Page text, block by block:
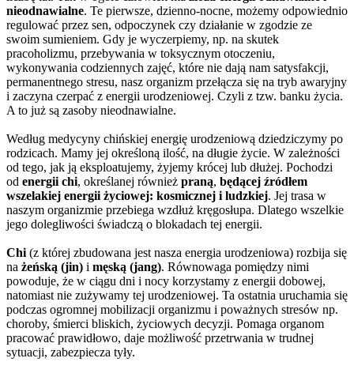
nieodnawialne. Te pierwsze, dzienno-nocne, możemy odpowiednio
regulować przez sen, odpoczynek czy działanie w zgodzie ze
swoim sumieniem. Gdy je wyczerpiemy, np. na skutek
pracoholizmu, przebywania w toksycznym otoczeniu,
wykonywania codziennych zajęć, które nie dają nam satysfakcji,
permanentnego stresu, nasz organizm przełącza się na tryb awaryjny
i zaczyna czerpać z energii urodzeniowej. Czyli z tzw. banku życia.
A to już są zasoby nieodnawialne.
Według medycyny chińskiej energię urodzeniową dziedziczymy po
rodzicach. Mamy jej określoną ilość, na długie życie. W zależności
od tego, jak ją eksploatujemy, żyjemy krócej lub dłużej. Pochodzi
od energii chi, określanej również praną, będącej źródłem
wszelakiej energii życiowej: kosmicznej i ludzkiej. Jej trasa w
naszym organizmie przebiega wzdłuż kręgosłupa. Dlatego wszelkie
jego dolegliwości świadczą o blokadach tej energii.
Chi (z której zbudowana jest nasza energia urodzeniowa) rozbija się
na żeńską (jin) i męską (jang). Równowaga pomiędzy nimi
powoduje, że w ciągu dni i nocy korzystamy z energii dobowej,
natomiast nie zużywamy tej urodzeniowej. Ta ostatnia uruchamia się
podczas ogromnej mobilizacji organizmu i poważnych stresów np.
choroby, śmierci bliskich, życiowych decyzji. Pomaga organom
pracować prawidłowo, daje możliwość przetrwania w trudnej
sytuacji, zabezpiecza tyły.